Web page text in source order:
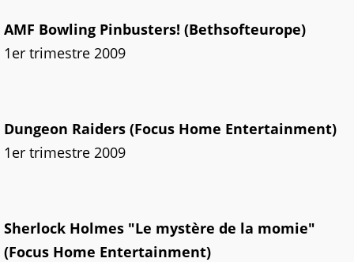
AMF Bowling Pinbusters! (Bethsofteurope)
1er trimestre 2009
Dungeon Raiders (Focus Home Entertainment)
1er trimestre 2009
Sherlock Holmes "Le mystère de la momie"
(Focus Home Entertainment)